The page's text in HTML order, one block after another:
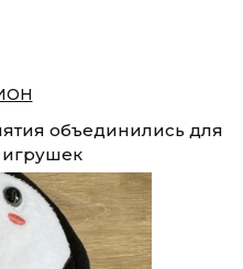
объединились для
игрушек